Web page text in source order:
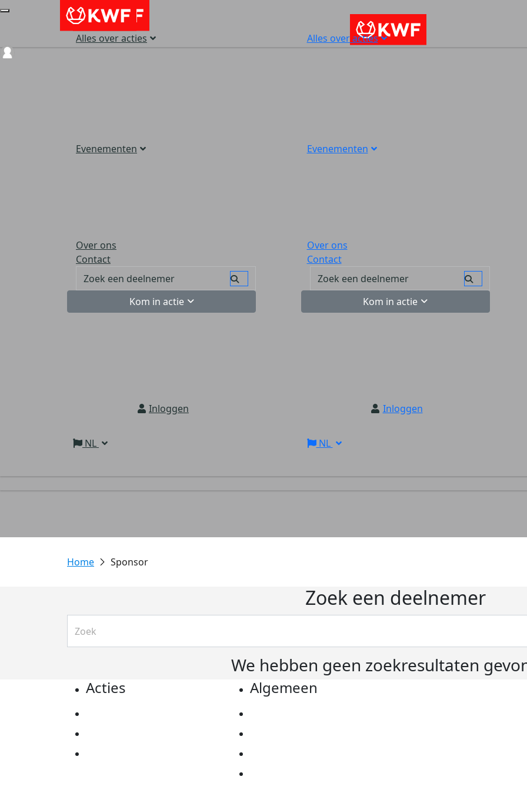
Alles over acties
Evenementen
Over ons
Contact
Kom in actie
Inloggen
NL
Alles over acties
Evenementen
Over ons
Contact
Kom in actie
Inloggen
NL
Sponsor
Zoek een deelnemer
We hebben geen zoekresultaten
Acties Algemeen